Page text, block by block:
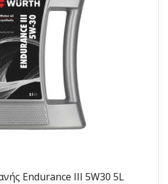
Endurance III 5W30 5L